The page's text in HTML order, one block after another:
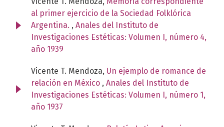
al primer ejercicio de la Sociedad Folklórica
Argentina. , Anales del Instituto de
Investigaciones Estéticas: Volumen I, número 4,
año 1939
Vicente T. Mendoza, Un ejemplo de romance de
relación en México , Anales del Instituto de
Investigaciones Estéticas: Volumen I, número 1,
año 1937